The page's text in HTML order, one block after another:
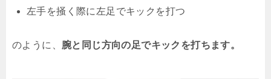
左手を掻く際に左足でキックを打つ
のように、 腕と同じ方向の足でキックを打ちます。